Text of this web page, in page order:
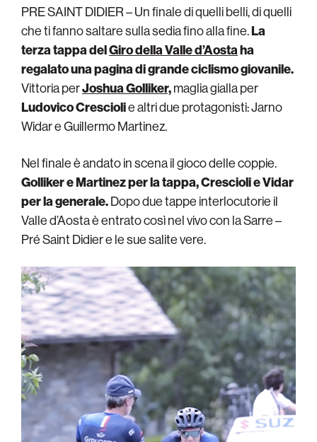
PRE SAINT DIDIER – Un finale di quelli belli, di quelli
che ti fanno saltare sulla sedia fino alla fine.La
terza tappa delGiro della Valle d’Aostaha
regalato una pagina di grande ciclismo giovanile.
Vittoria perJoshua Golliker,maglia gialla per
Ludovico Cresciolie altri due protagonisti: Jarno
Widar e Guillermo Martinez.
Nel finale è andato in scena il gioco delle coppie.
Golliker e Martinez per la tappa, Crescioli e Vidar
per la generale.Dopo due tappe interlocutorie il
Valle d’Aosta è entrato così nel vivo con la Sarre –
Pré Saint Didier e le sue salite vere.